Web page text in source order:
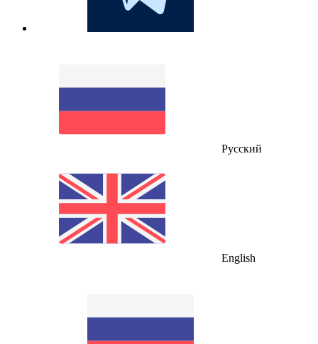
Русский
English